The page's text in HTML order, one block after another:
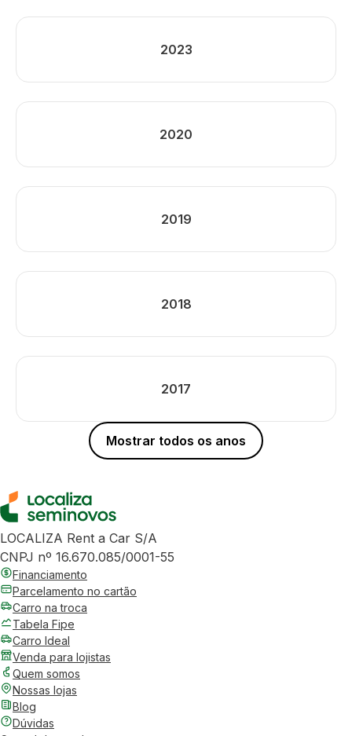
2023
2020
2019
2018
2017
Mostrar todos os anos
LOCALIZA Rent a Car S/A
CNPJ nº 16.670.085/0001-55
Financiamento
Parcelamento no cartão
Carro na troca
Tabela Fipe
Carro Ideal
Venda para lojistas
Quem somos
Nossas lojas
Blog
Dúvidas